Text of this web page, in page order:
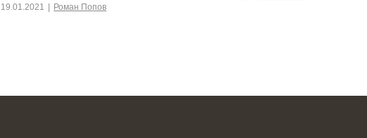
19.01.2021 Роман Попов